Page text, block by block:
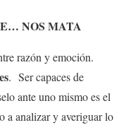
NOS MATA
razón y emoción.
. Ser capaces de
ante uno mismo es el
a analizar y averiguar lo